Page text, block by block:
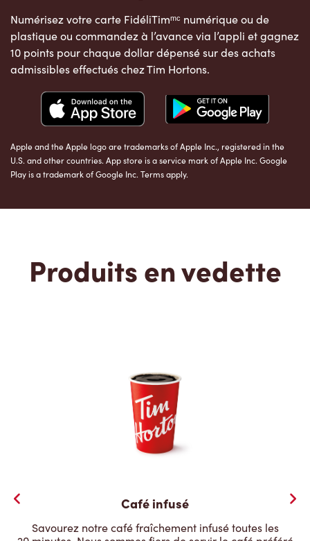
Numérisez votre carte FidéliTimᵐᶜ numérique ou de
plastique ou commandez à l’avance via l’appli et gagnez
10 points pour chaque dollar dépensé sur des achats
admissibles effectués chez Tim Hortons.
Apple and the Apple logo are trademarks of Apple Inc., registered in the
U.S. and other countries. App store is a service mark of Apple Inc. Google
Play is a trademark of Google Inc. Terms apply.
Produits en vedette
Café infusé
Savourez notre café fraîchement infusé toutes les